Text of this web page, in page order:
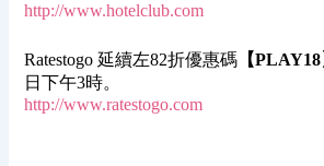
http://www.hotelclub.com
Ratestogo 延續左82折優惠碼 【
日下午3時。
http://www.ratestogo.com